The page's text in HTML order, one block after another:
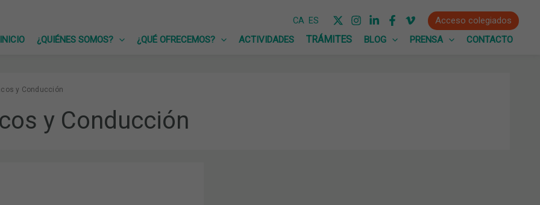
CA ES
Acceso colegiados
INICIO
¿QUIÉNES SOMOS? ¿QUÉ OFRECEMOS? ACTIVIDADES BLOG PRENSA CONTACTO
y Conducción
y Conducción